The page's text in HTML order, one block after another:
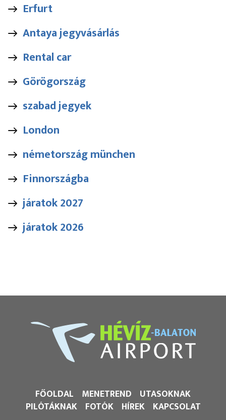
Erfurt
Antaya jegyvásárlás
Rental car
Görögország
szabad jegyek
London
németország münchen
Finnországba
járatok 2027
járatok 2026
FŐOLDAL MENETREND UTASOKNAK
PILÓTÁKNAK FOTÓK HÍREK KAPCSOLAT